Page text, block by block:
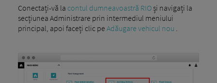
Conectați-vă la contul dumneavoastră RIOși navigați la
secțiunea Administrare prin intermediul meniului
principal, apoi faceți clic pe Adăugare vehicul nou .